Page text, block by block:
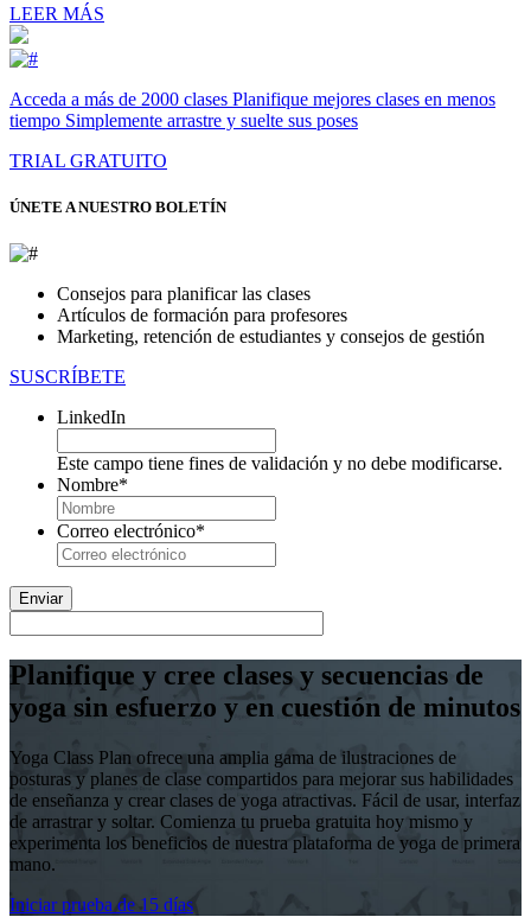
LEER MÁS
Acceda a más de 2000 clases Planifique mejores clases en menos
tiempo Simplemente arrastre y suelte sus poses
TRIAL GRATUITO
ÚNETE A NUESTRO BOLETÍN
Consejos para planificar las clases
Artículos de formación para profesores
Marketing, retención de estudiantes y consejos de gestión
SUSCRÍBETE
LinkedIn
Este campo tiene fines de validación y no debe modificarse.
Nombre*
primer
lugar
Correo electrónico*
Planifique y cree clases y secuencias de
yoga sin esfuerzo y en cuestión de minutos
Yoga Class Plan ofrece una amplia gama de ilustraciones de
posturas y planes de clase compartidos para mejorar sus habilidades
de enseñanza y crear clases de yoga atractivas. Fácil de usar, interfaz
de arrastrar y soltar. Comienza tu prueba gratuita hoy mismo y
experimenta los beneficios de nuestra plataforma de yoga de primera
mano.
Iniciar prueba de 15 días